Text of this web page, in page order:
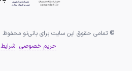
© تمامی حقوق این سایت برای بانی‌نو
حریم خصوصی